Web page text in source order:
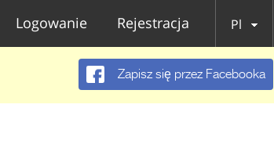
Logowanie Rejestracja Pl
Zapisz się przez Facebooka